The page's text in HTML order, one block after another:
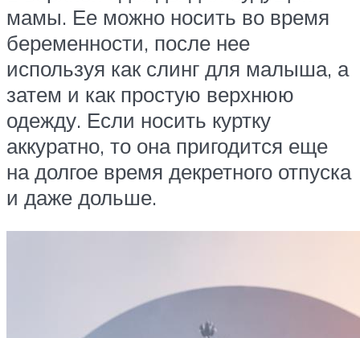
мамы. Ее можно носить во время
беременности, после нее
используя как слинг для малыша, а
затем и как простую верхнюю
одежду. Если носить куртку
аккуратно, то она пригодится еще
на долгое время декретного отпуска
и даже дольше.